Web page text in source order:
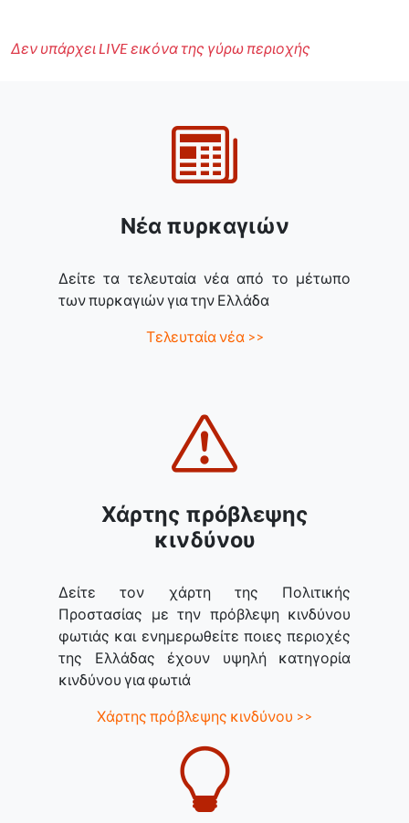
Δεν υπάρχει LIVE εικόνα της γύρω περιοχής
Νέα πυρκαγιών
Δείτε τα τελευταία νέα από το μέτωπο
των πυρκαγιών για την Ελλάδα
Τελευταία νέα >>
Χάρτης πρόβλεψης
κινδύνου
Δείτε τον χάρτη της Πολιτικής
Προστασίας με την πρόβλεψη κινδύνου
φωτιάς και ενημερωθείτε ποιες περιοχές
της Ελλάδας έχουν υψηλή κατηγορία
κινδύνου για φωτιά
Χάρτης πρόβλεψης κινδύνου >>